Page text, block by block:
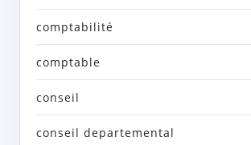
comptabilité
comptable
conseil
conseil departemental